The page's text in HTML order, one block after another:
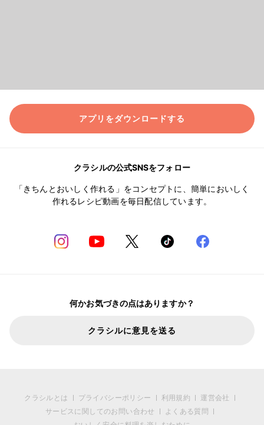
アプリをダウンロードする
クラシルの公式SNSをフォロー
「きちんとおいしく作れる」をコンセプトに、簡単においしく
作れるレシピ動画を毎日配信しています。
何かお気づきの点はありますか？
クラシルに意見を送る
クラシルとは プライバシーポリシー 利用規約
運営会社
サービスに関してのお問い合わせ
よくある質問